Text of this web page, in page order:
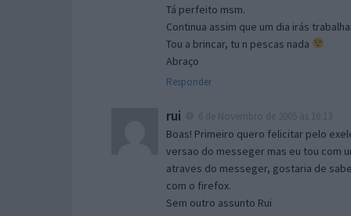
Tá perfeito msm.
Continua assim que um dia irás
Tou a brincar, tu n pescas nada
Abraço
Responder
rui
Boas! Primeiro quero felicitar pelo
versao do messeger mas eu tou com
atraves do messeger, gostaria de
com o firefox.
Sem outro assunto Rui